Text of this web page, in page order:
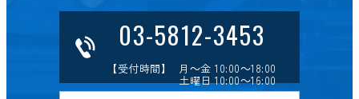
03-5812-3453
【受付時間】 月～金 10:00～18:00
土曜日 10:00～16:00